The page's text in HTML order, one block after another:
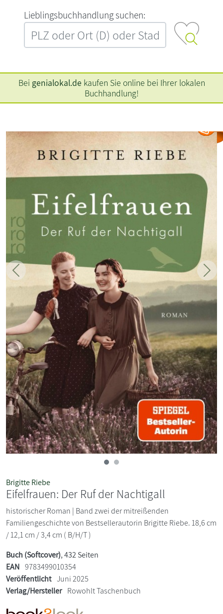
L‍i‍e‍b‍l‍i‍n‍g‍s‍b‍u‍c‍h‍h‍a‍n‍d‍l‍u‍n‍g‍ ‍s‍u‍c‍h‍e‍n‍:‍
Bei genialokal.de kaufen Sie online bei Ihrer lokalen
Buchhandlung!
Zurück
Brigitte Riebe
Eifelfrauen: Der Ruf der Nachtigall
historischer Roman | Band zwei der mitreißenden
Familiengeschichte von Bestsellerautorin Brigitte Riebe. 18,6 cm
/ 12,1 cm / 3,4 cm ( B/H/T )
Buch (Softcover), 432 Seiten
EAN 9783499010354
Veröffentlicht Juni 2025
Verlag/Hersteller Rowohlt Taschenbuch